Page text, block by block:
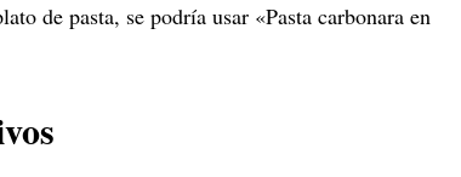
de pasta, se podría usar «Pasta carbonara en